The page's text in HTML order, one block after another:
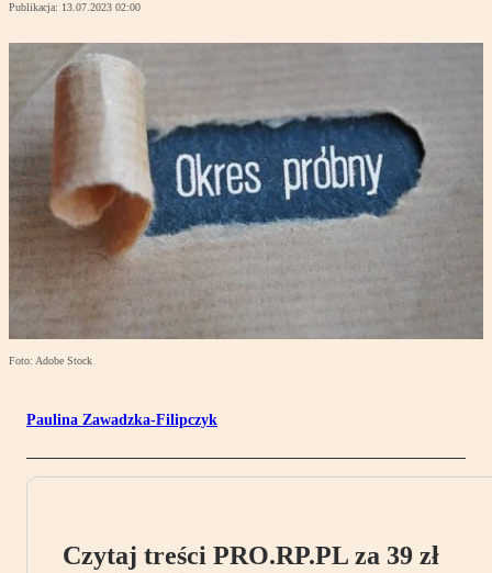
Publikacja: 13.07.2023 02:00
Foto: Adobe Stock
Paulina Zawadzka-Filipczyk
Czytaj treści PRO.RP.PL za 39 zł